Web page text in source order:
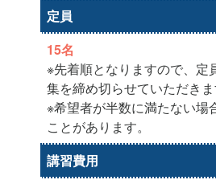
定員
15名
※先着順となりますので、定
集を締め切らせていただきま
※希望者が半数に満たない場
ことがあります。
講習費用